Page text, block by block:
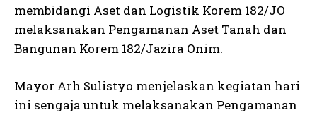
membidangi Aset dan Logistik Korem 182/JO
melaksanakan Pengamanan Aset Tanah dan
Bangunan Korem 182/Jazira Onim.
Mayor Arh Sulistyo menjelaskan kegiatan hari
ini sengaja untuk melaksanakan Pengamanan